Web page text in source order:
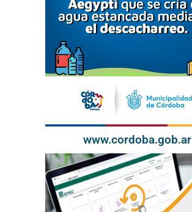
www.cordoba.gob.ar